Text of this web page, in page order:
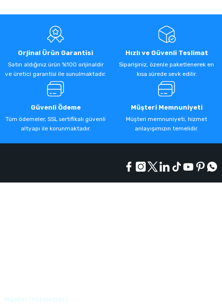
Orjinal Ürün Garantisi
Satın aldığınız ürün %100 orijinaldir
ve üretici garantisi ile sunulmaktadır.
Hızlı ve Güvenli Teslimat
Siparişiniz, özenle paketlenerek en
kısa sürede sevk edilir.
Güvenli Ödeme
Tüm ödemeler, SSL sertifikalı güvenli
altyapı ile korunmaktadır.
Müşteri Memnuniyeti
Müşteri memnuniyeti, hizmet
anlayışımızın temelidir.